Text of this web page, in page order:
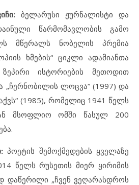
ბელარუსი ჟურნალისტი და
წარმომავლობის გამო
მწერალს ნობელის პრემია
ხმების“ ციკლი ადამიანთა
ისტორიების მეთოდით
„ჩერნობილის ლოცვა“ (1997) და
(1985), რომელიც 1941 წელს
მსოფლიო ომში წასულ 200
პოეტის შემოქმედების ყველაზე
წელს რუსეთის მიერ ყირიმის
დაწერილი „ჩვენ ვეღარასდროს